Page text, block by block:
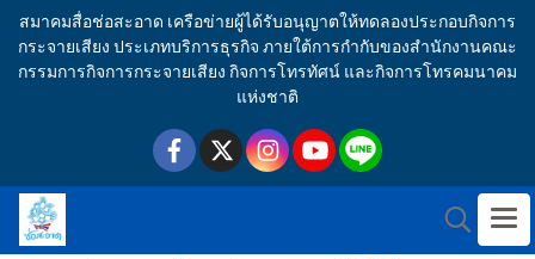
สมาคมสื่อช่อสะอาด เครือข่ายผู้ได้รับอนุญาตให้ทดลองประกอบกิจการ
กระจายเสียง ประเภทบริการธุรกิจ ภายใต้การกำกับของสำนักงานคณะ
กรรมการกิจการกระจายเสียง กิจการโทรทัศน์ และกิจการโทรคมนาคม
แห่งชาติ